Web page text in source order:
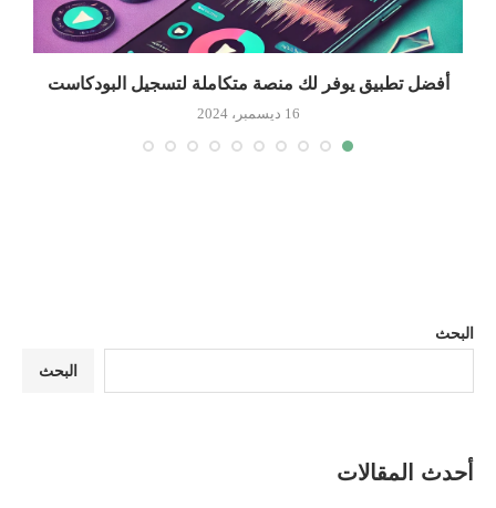
أفضل تطبيق يوفر لك منصة متكاملة لتسجيل البودكاست
16 ديسمبر، 2024
البحث
البحث
أحدث المقالات